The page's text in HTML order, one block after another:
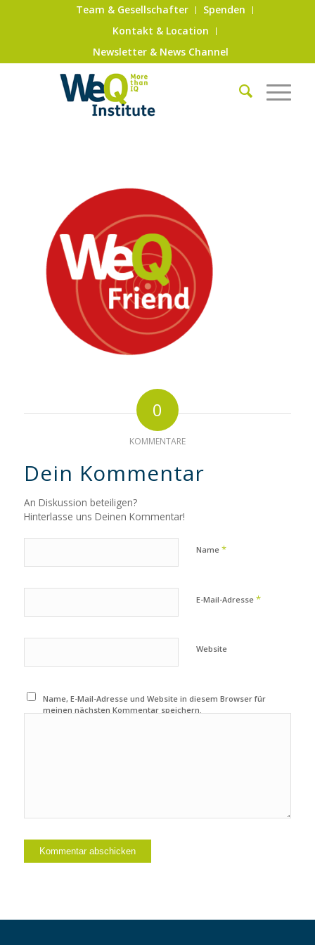
Team & Gesellschafter
Spenden
Kontakt & Location
Newsletter & News Channel
0
KOMMENTARE
Dein Kommentar
An Diskussion beteiligen?
Hinterlasse uns Deinen Kommentar!
Name *
E-Mail-Adresse *
Website
Name, E-Mail-Adresse und Website in diesem Browser für
meinen nächsten Kommentar speichern.